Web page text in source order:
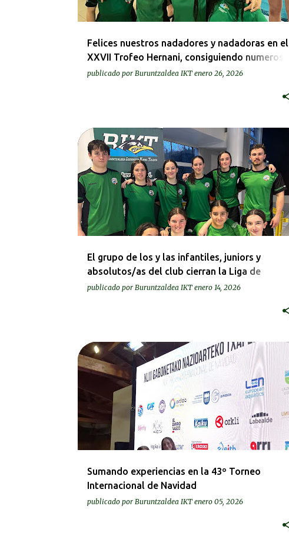
Felices nuestros nadadores y nadadoras en el
XXVII Trofeo Hernani, consiguiendo numerosas
mejoras
publicado por Buruntzaldea IKT enero 26, 2026
El grupo de los y las infantiles, juniors y
absolutos/as del club cierran la Liga de
Invierno
publicado por Buruntzaldea IKT enero 14, 2026
KRONIKAK-CRÓNICAS
Sumando experiencias en la 43º Torneo
Internacional de Navidad
publicado por Buruntzaldea IKT enero 05, 2026
KRONIKAK-CRÓNICAS